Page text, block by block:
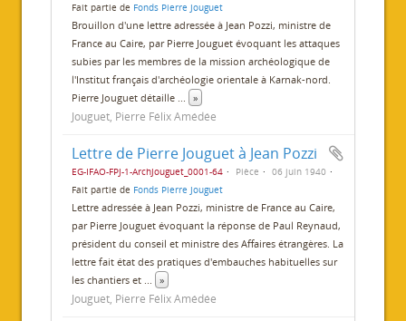
Fait partie de Fonds Pierre Jouguet
Brouillon d'une lettre adressée à Jean Pozzi, ministre de
France au Caire, par Pierre Jouguet évoquant les attaques
subies par les membres de la mission archéologique de
l'Institut français d'archéologie orientale à Karnak-nord.
Pierre Jouguet détaille ... »
Jouguet, Pierre Félix Amédée
Lettre de Pierre Jouguet à Jean Pozzi
EG-IFAO-FPJ-1-ArchJouguet_0001-64 Pièce
06 juin 1940
Fait partie de Fonds Pierre Jouguet
Lettre adressée à Jean Pozzi, ministre de France au Caire,
par Pierre Jouguet évoquant la réponse de Paul Reynaud,
président du conseil et ministre des Affaires étrangères. La
lettre fait état des pratiques d'embauches habituelles sur
les chantiers et ... »
Jouguet, Pierre Félix Amédée